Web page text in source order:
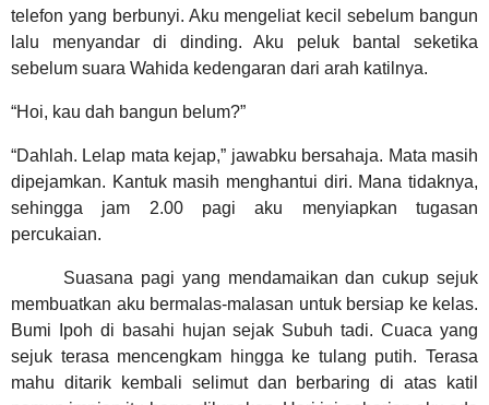
telefon yang berbunyi. Aku mengeliat kecil sebelum bangun
lalu menyandar di dinding. Aku peluk bantal seketika
sebelum suara Wahida kedengaran dari arah katilnya.
“Hoi, kau dah bangun belum?”
“Dahlah. Lelap mata kejap,” jawabku bersahaja. Mata masih
dipejamkan. Kantuk masih menghantui diri. Mana tidaknya,
sehingga jam 2.00 pagi aku menyiapkan tugasan
percukaian.
Suasana pagi yang mendamaikan dan cukup sejuk
membuatkan aku bermalas-malasan untuk bersiap ke kelas.
Bumi Ipoh di basahi hujan sejak Subuh tadi. Cuaca yang
sejuk terasa mencengkam hingga ke tulang putih. Terasa
mahu ditarik kembali selimut dan berbaring di atas katil